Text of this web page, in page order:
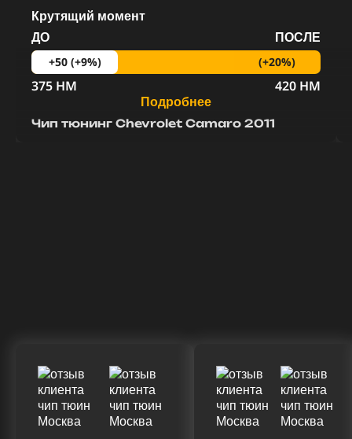
Чип тюнинг Chevrolet Camaro 2011
Крутящий момент
ДО
ПОСЛЕ
+50 (+9%) (+20%)
375 HM
420 HM
Подробнее